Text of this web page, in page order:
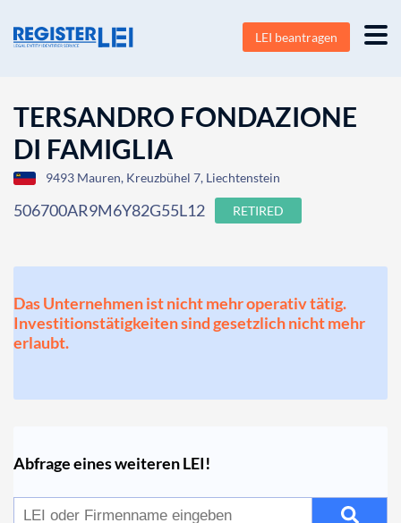
LEI beantragen
TERSANDRO FONDAZIONE
DI FAMIGLIA
9493 Mauren, Kreuzbühel 7, Liechtenstein
506700AR9M6Y82G55L12 RETIRED
Das Unternehmen ist nicht mehr operativ tätig.
Investitionstätigkeiten sind gesetzlich nicht mehr
erlaubt.
Abfrage eines weiteren LEI!